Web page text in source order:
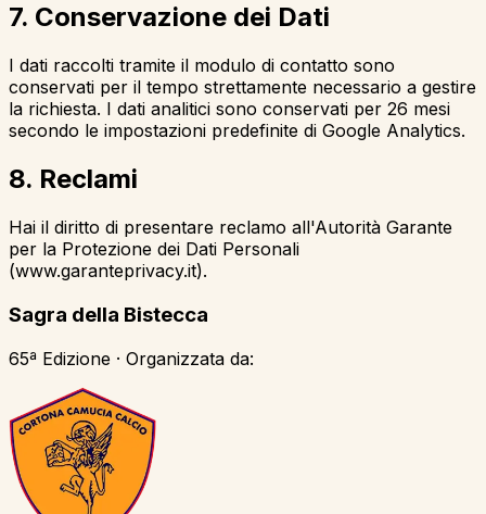
7. Conservazione dei Dati
I dati raccolti tramite il modulo di contatto sono
conservati per il tempo strettamente necessario a gestire
la richiesta. I dati analitici sono conservati per 26 mesi
secondo le impostazioni predefinite di Google Analytics.
8. Reclami
Hai il diritto di presentare reclamo all'Autorità Garante
per la Protezione dei Dati Personali
(www.garanteprivacy.it).
Sagra della Bistecca
65ª Edizione · Organizzata da: